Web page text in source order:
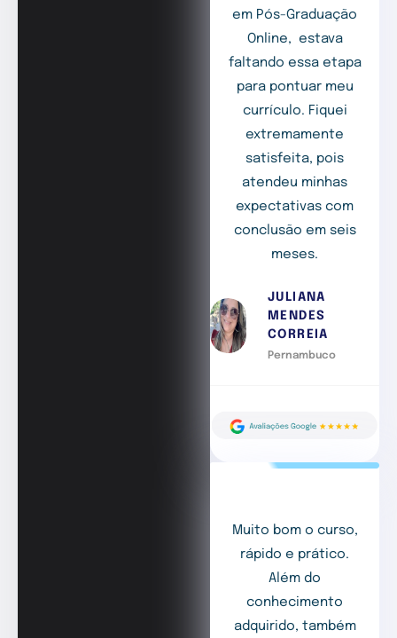
em Pós-Graduação
Online, estava
faltando essa etapa
para pontuar meu
currículo. Fiquei
extremamente
satisfeita, pois
atendeu minhas
expectativas com
conclusão em seis
meses.
JULIANA
MENDES
CORREIA
Pernambuco
Muito bom o curso,
rápido e prático.
Além do
conhecimento
adquirido, também